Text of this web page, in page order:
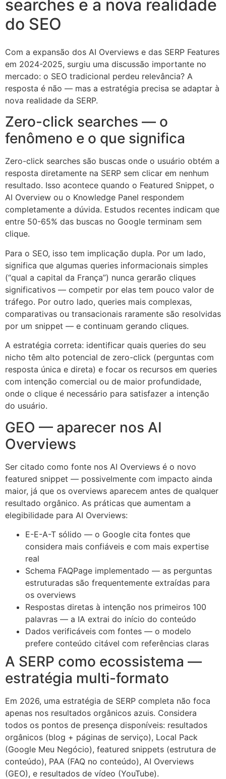
searches e a nova realidade
do SEO
Com a expansão dos AI Overviews e das SERP Features
em 2024-2025, surgiu uma discussão importante no
mercado: o SEO tradicional perdeu relevância? A
resposta é não — mas a estratégia precisa se adaptar à
nova realidade da SERP.
Zero-click searches — o
fenômeno e o que significa
Zero-click searches são buscas onde o usuário obtém a
resposta diretamente na SERP sem clicar em nenhum
resultado. Isso acontece quando o Featured Snippet, o
AI Overview ou o Knowledge Panel respondem
completamente a dúvida. Estudos recentes indicam que
entre 50-65% das buscas no Google terminam sem
clique.
Para o SEO, isso tem implicação dupla. Por um lado,
significa que algumas queries informacionais simples
(“qual a capital da França”) nunca gerarão cliques
significativos — competir por elas tem pouco valor de
tráfego. Por outro lado, queries mais complexas,
comparativas ou transacionais raramente são resolvidas
por um snippet — e continuam gerando cliques.
A estratégia correta: identificar quais queries do seu
nicho têm alto potencial de zero-click (perguntas com
resposta única e direta) e focar os recursos em queries
com intenção comercial ou de maior profundidade,
onde o clique é necessário para satisfazer a intenção
do usuário.
GEO — aparecer nos AI
Overviews
Ser citado como fonte nos AI Overviews é o novo
featured snippet — possivelmente com impacto ainda
maior, já que os overviews aparecem antes de qualquer
resultado orgânico. As práticas que aumentam a
elegibilidade para AI Overviews:
E-E-A-T sólido — o Google cita fontes que
considera mais confiáveis e com mais expertise
real
Schema FAQPage implementado — as perguntas
estruturadas são frequentemente extraídas para
os overviews
Respostas diretas à intenção nos primeiros 100
palavras — a IA extrai do início do conteúdo
Dados verificáveis com fontes — o modelo
prefere conteúdo citável com referências claras
A SERP como ecossistema —
estratégia multi-formato
Em 2026, uma estratégia de SERP completa não foca
apenas nos resultados orgânicos azuis. Considera
todos os pontos de presença disponíveis: resultados
orgânicos (blog + páginas de serviço), Local Pack
(Google Meu Negócio), featured snippets (estrutura de
conteúdo), PAA (FAQ no conteúdo), AI Overviews
(GEO), e resultados de vídeo (YouTube).